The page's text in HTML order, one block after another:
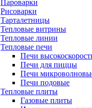
Пароварки
Рисоварки
Тарталетницы
Тепловые витрины
Тепловые линии
Тепловые печи
Печи
Печи для пиццы
Печи
Печи подовые
Тепловые плиты
Газовые плиты